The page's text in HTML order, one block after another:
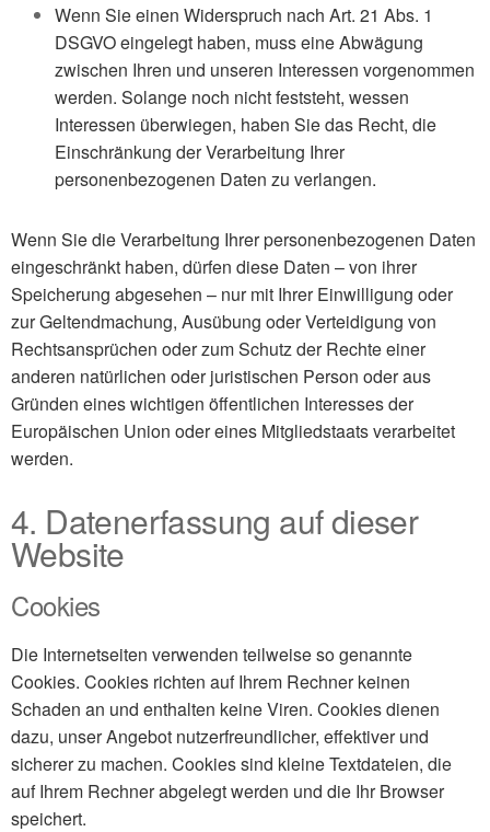
Wenn Sie einen Widerspruch nach Art. 21 Abs. 1
DSGVO eingelegt haben, muss eine Abwägung
zwischen Ihren und unseren Interessen vorgenommen
werden. Solange noch nicht feststeht, wessen
Interessen überwiegen, haben Sie das Recht, die
Einschränkung der Verarbeitung Ihrer
personenbezogenen Daten zu verlangen.
Wenn Sie die Verarbeitung Ihrer personenbezogenen Daten
eingeschränkt haben, dürfen diese Daten – von ihrer
Speicherung abgesehen – nur mit Ihrer Einwilligung oder
zur Geltendmachung, Ausübung oderVerteidigung von
Rechtsansprüchen oder zum Schutz der Rechte einer
anderen natürlichen oderjuristischen Person oder aus
Gründen eines wichtigen öffentlichen Interesses der
Europäischen Union odereines Mitgliedstaats verarbeitet
werden.
4. Datenerfassung auf dieser
Website
Cookies
Die Internetseiten verwenden teilweise so genannte
Cookies. Cookies richten auf Ihrem Rechner keinen
Schaden an und enthalten keine Viren. Cookies dienen
dazu, unser Angebot nutzerfreundlicher, effektiver und
sicherer zu machen. Cookies sind kleine Textdateien, die
auf Ihrem Rechner abgelegt werden und die Ihr Browser
speichert.